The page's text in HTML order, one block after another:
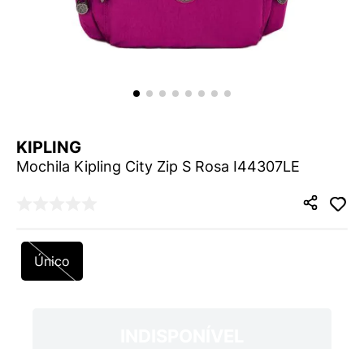
KIPLING
Mochila Kipling City Zip S Rosa I44307LE
Único